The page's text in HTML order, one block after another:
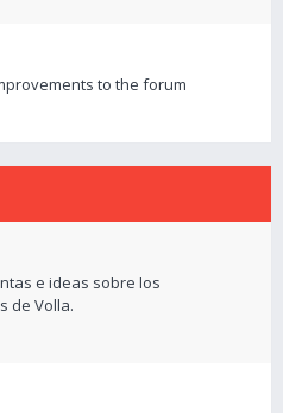
to the forum
e ideas sobre los
de Volla.